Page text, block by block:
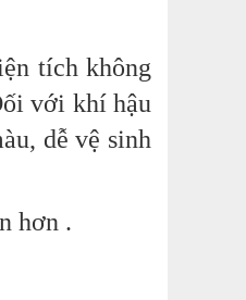
tích không
với khí hậu
dễ vệ sinh
hơn .